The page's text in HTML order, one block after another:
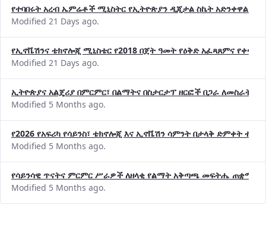
የተባበሩት አረብ ኤምሬቶች ሚኒስትር የኢትዮጵያን ዲጂታል ስኬት አድንቀዋል
Modified 21 Days ago.
የኢኖቬሽንና ቴክኖሎጂ ሚኒስቴር የ2018 በጀት ዓመት የዕቅድ አፈጻጸምና
Modified 21 Days ago.
ኢትዮጵያና አልጄሪያ በምርምር፣ በልማትና በስታርታፕ ዘርፎች በጋራ ለመስራት
Modified 5 Months ago.
የ2026 የአፍሪካ የሳይንስ፣ ቴክኖሎጂ እና ኢኖቬሽን ሳምንት በታላቅ ድምቀት
Modified 5 Months ago.
የሳይንሳዊ ጥናትና ምርምር ሥራዎች ለዘላቂ የልማት አቅጣጫ መፍትሔ ጠቋሚ
Modified 5 Months ago.